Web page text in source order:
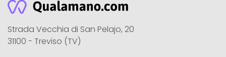
Strada Vecchia di San Pelajo, 20
31100 - Treviso (TV)